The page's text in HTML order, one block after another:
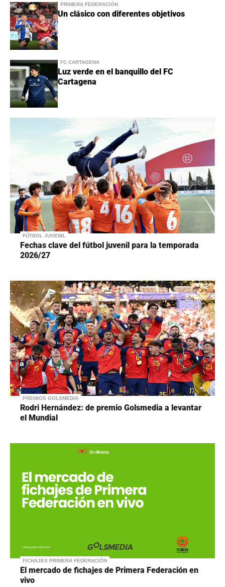
PRIMERA FEDERACIÓN
Un clásico con diferentes objetivos
FC CARTAGENA
Luz verde en el banquillo del FC
Cartagena
FÚTBOL JUVENIL
Fechas clave del fútbol juvenil para la temporada
2026/27
PREMIOS GOLSMEDIA
Rodri Hernández: de premio Golsmedia a levantar
el Mundial
FICHAJES PRIMERA FEDERACIÓN
El mercado de fichajes de Primera Federación en
vivo